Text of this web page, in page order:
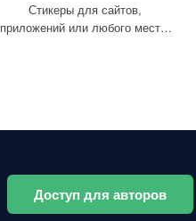
Стикеры для сайтов,
приложений или любого места,
Доступ для авторов